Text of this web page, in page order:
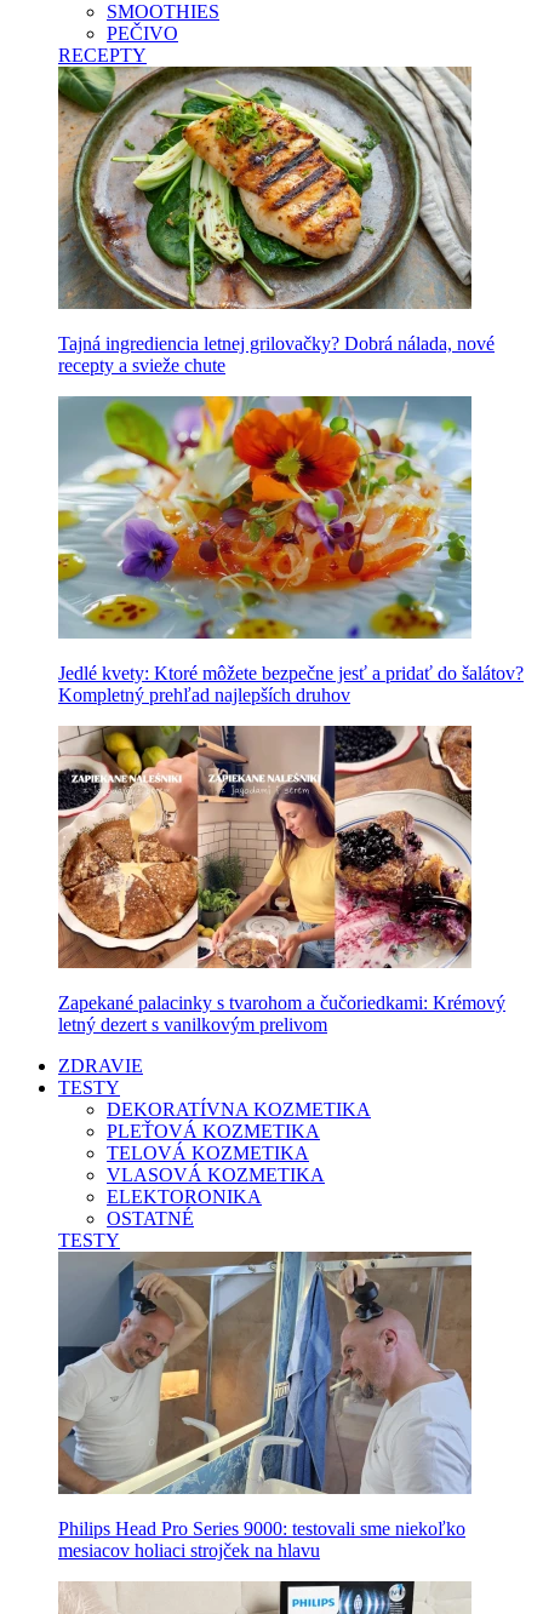
SMOOTHIES
PEČIVO
RECEPTY
Tajná ingrediencia letnej grilovačky? Dobrá nálada, nové
recepty a svieže chute
Jedlé kvety: Ktoré môžete bezpečne jesť a pridať do šalátov?
Kompletný prehľad najlepších druhov
Zapekané palacinky s tvarohom a čučoriedkami: Krémový
letný dezert s vanilkovým prelivom
ZDRAVIE
TESTY
DEKORATÍVNA KOZMETIKA
PLEŤOVÁ KOZMETIKA
TELOVÁ KOZMETIKA
VLASOVÁ KOZMETIKA
ELEKTORONIKA
OSTATNÉ
TESTY
Philips Head Pro Series 9000: testovali sme niekoľko
mesiacov holiaci strojček na hlavu